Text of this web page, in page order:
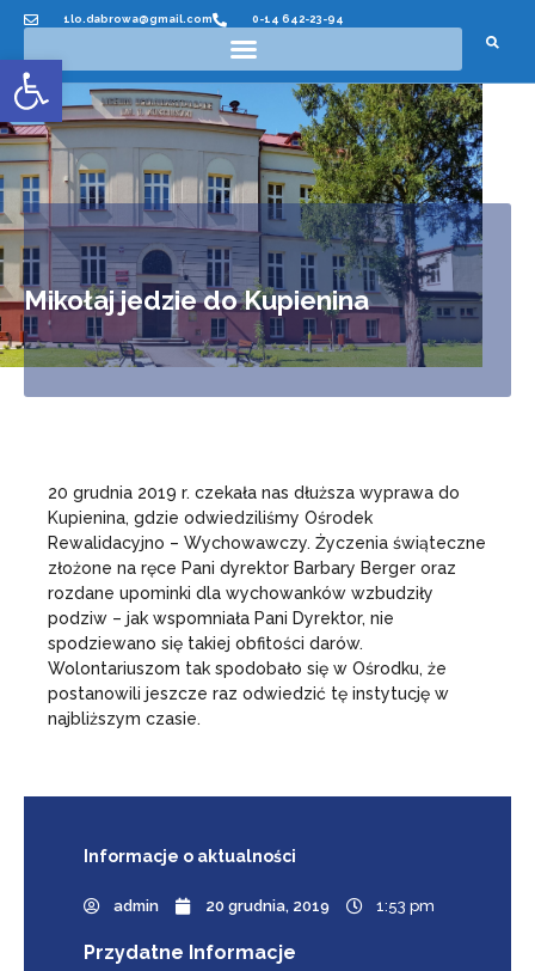
Otwórz pasek narzędzi
1lo.dabrowa@gmail.com 0-14 642-23-94
Mikołaj jedzie do Kupienina
20 grudnia 2019 r. czekała nas dłuższa wyprawa do
Kupienina, gdzie odwiedziliśmy Ośrodek
Rewalidacyjno – Wychowawczy. Życzenia świąteczne
złożone na ręce Pani dyrektor Barbary Berger oraz
rozdane upominki dla wychowanków wzbudziły
podziw – jak wspomniała Pani Dyrektor, nie
spodziewano się takiej obfitości darów.
Wolontariuszom tak spodobało się w Ośrodku, że
postanowili jeszcze raz odwiedzić tę instytucję w
najbliższym czasie.
Informacje o aktualności
admin 20 grudnia, 2019 1:53 pm
Przydatne Informacje